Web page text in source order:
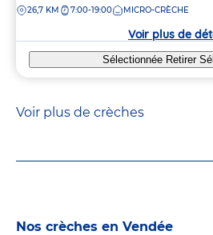
la
DISTANCE
26,7 KM 7:00-19:00 MICRO-CRÈCHE
Voir plus de
Sélectionnée Retirer
Voir plus de crèches
Nos crèches en Vendée